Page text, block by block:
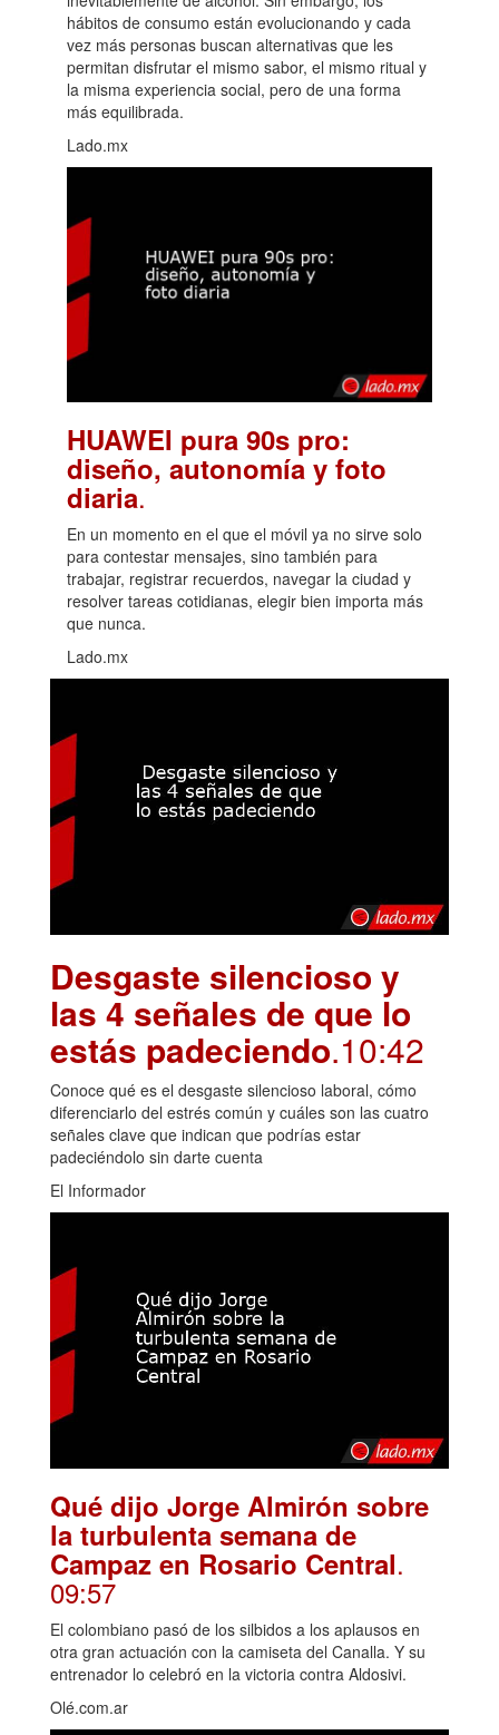
hábitos de consumo están evolucionando y cada
vez más personas buscan alternativas que les
permitan disfrutar el mismo sabor, el mismo ritual y
la misma experiencia social, pero de una forma
más equilibrada.
Lado.mx
HUAWEI pura 90s pro:
diseño, autonomía y foto
diaria.
En un momento en el que el móvil ya no sirve solo
para contestar mensajes, sino también para
trabajar, registrar recuerdos, navegar la ciudad y
resolver tareas cotidianas, elegir bien importa más
que nunca.
Lado.mx
Desgaste silencioso y
las 4 señales de que lo
estás padeciendo.10:42
Conoce qué es el desgaste silencioso laboral, cómo
diferenciarlo del estrés común y cuáles son las cuatro
señales clave que indican que podrías estar
padeciéndolo sin darte cuenta
El Informador
Qué dijo Jorge Almirón sobre
la turbulenta semana de
Campaz en Rosario Central.
09:57
El colombiano pasó de los silbidos a los aplausos en
otra gran actuación con la camiseta del Canalla. Y su
entrenador lo celebró en la victoria contra Aldosivi.
Olé.com.ar